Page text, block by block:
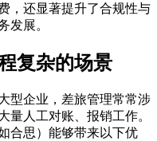
，还显著提升了合规性与
发展。
复杂的场景
型企业，差旅管理常常涉
量人工对账、报销工作。
合思）能够带来以下优